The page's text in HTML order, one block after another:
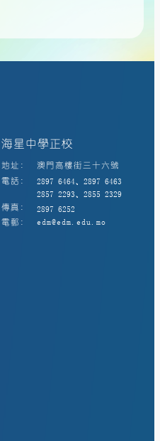
海星中學正校
地址:
澳門高樓街三十六號
電話:
2897 6464、2897 6463
2857 2293、2855 2329
傳真:
2897 6252
電郵:
edm@edm.edu.mo